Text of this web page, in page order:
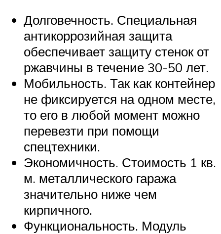
Долговечность. Специальная
антикоррозийная защита
обеспечивает защиту стенок от
ржавчины в течение 30-50 лет.
Мобильность. Так как контейнер
не фиксируется на одном месте,
то его в любой момент можно
перевезти при помощи
спецтехники.
Экономичность. Стоимость 1 кв.
м. металлического гаража
значительно ниже чем
кирпичного.
Функциональность. Модуль